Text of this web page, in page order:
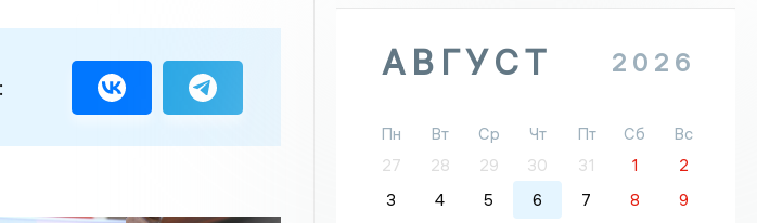
АВГУСТ 2026
Пн Вт Ср Чт Пт Сб
Вс
27
28 29 30 31 1
2
3
4 5 6 7 8
9